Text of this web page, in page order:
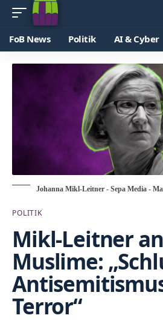
FoB News Politik AI & Cyber
Johanna Mikl-Leitner - Sepa Media -
POLITIK
Mikl-Leitner an
Muslime:
Terror“